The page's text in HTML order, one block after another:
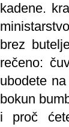
kadene.
brez
rečeno:
ubodete
bokun
i proč